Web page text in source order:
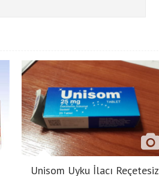
Unisom Uyku İlacı Reçetesiz